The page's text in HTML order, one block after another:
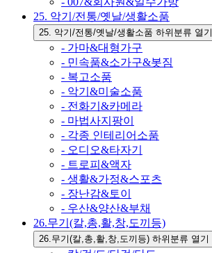
25. 악기/전통/옛날/생활소품
25. 악기/전통/옛날/생활소품 하위분류 열기
- 가마&대형가구
- 민속품&소가구&봇짐
- 복고소품
- 악기&미술소품
- 전화기&카메라
- 마법사지팡이
- 각종 인테리어소품
- 오디오&타자기
- 트로피&액자
- 생활&가정&스포츠
- 장난감&토이
- 우산&양산&부채
26.무기(칼,총,활,창,도끼등)
26.무기(칼,총,활,창,도끼등) 하위분류 열기